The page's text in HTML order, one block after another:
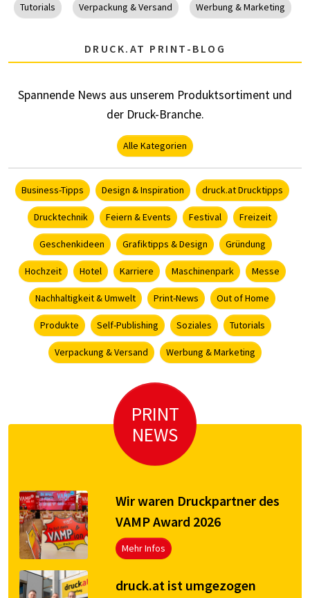
Tutorials
Verpackung & Versand Werbung & Marketing
DRUCK.AT PRINT-BLOG
Spannende News aus unserem Produktsortiment und
der Druck-Branche.
Alle Kategorien
Business-Tipps Design & Inspiration druck.at Drucktipps
Drucktechnik Feiern & Events Festival Freizeit
Geschenkideen Grafiktipps & Design Gründung
Hochzeit Hotel Karriere Maschinenpark Messe
Nachhaltigkeit & Umwelt Print-News Out of Home
Produkte Self-Publishing Soziales Tutorials
Verpackung & Versand Werbung & Marketing
PRINT
NEWS
Wir waren Druckpartner des
VAMP Award 2026
Mehr Infos
druck.at ist umgezogen